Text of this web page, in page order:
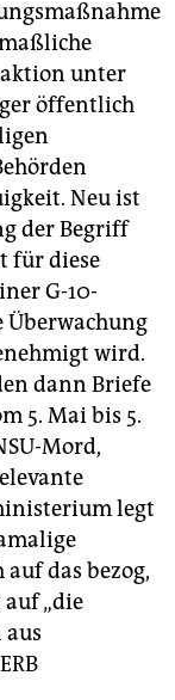
unter
öffentlich
Neu ist
der Begriff
für diese
G-10-
Überwachung
wird.
dann Briefe
5. Mai bis 5.
Mord,
legt
das bezog,
„die